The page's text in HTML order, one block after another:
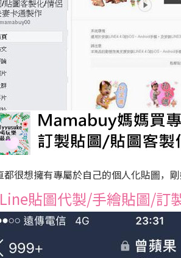
都很想擁有專屬於自己的個人化貼圖，
貼圖代製/手繪貼圖/訂